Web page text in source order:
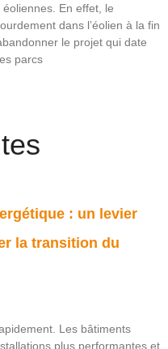
En effet, le
dans l’éolien à la fin
le projet qui date
parcs
: un levier
la transition du
Les bâtiments
plus performantes et